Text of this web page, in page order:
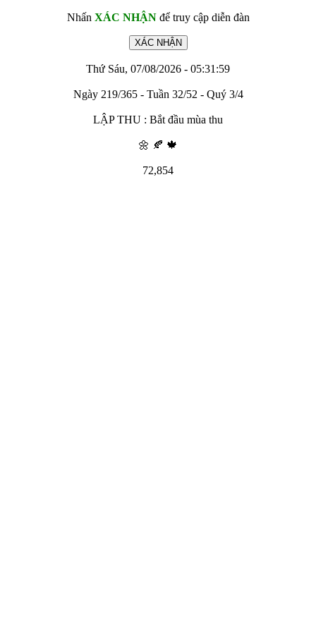
Nhấn XÁC NHẬNđể truy cập diễn đàn
Thứ Sáu, 07/08/2026 - 05:31:59
Ngày 219/365 - Tuần 32/52 - Quý 3/4
LẬP THU : Bắt đầu mùa thu
🌼 🍂 🍁
72,854